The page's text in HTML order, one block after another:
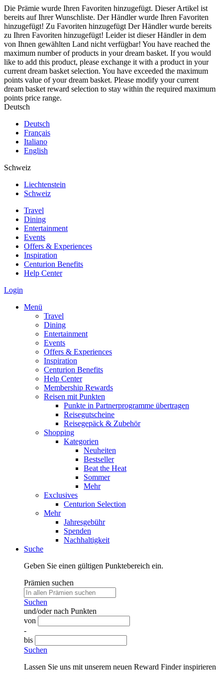
Die Prämie wurde Ihren Favoriten hinzugefügt. Dieser Artikel ist
bereits auf Ihrer Wunschliste. Der Händler wurde Ihren Favoriten
hinzugefügt! Zu Favoriten hinzugefügt Der Händler wurde bereits
zu Ihren Favoriten hinzugefügt! Leider ist dieser Händler in dem
von Ihnen gewählten Land nicht verfügbar! You have reached the
maximum number of products in your dream basket. If you would
like to add this product, please exchange it with a product in your
current dream basket selection. You have exceeded the maximum
points value of your dream basket. Please modify your current
dream basket reward selection to stay within the required maximum
points price range.
Deutsch
Deutsch
Français
Italiano
English
Schweiz
Liechtenstein
Schweiz
Travel
Dining
Entertainment
Events
Offers & Experiences
Inspiration
Centurion Benefits
Help Center
Login
Menü
Travel
Dining
Entertainment
Events
Offers & Experiences
Inspiration
Centurion Benefits
Help Center
Membership Rewards
Reisen mit Punkten
Punkte in Partnerprogramme übertragen
Reisegutscheine
Reisegepäck & Zubehör
Shopping
Kategorien
Neuheiten
Bestseller
Beat the Heat
Sommer
Mehr
Exclusives
Centurion Selection
Mehr
Jahresgebühr
Spenden
Nachhaltigkeit
Suche
Geben Sie einen gültigen Punktebereich ein.
Prämien suchen
Suchen
und/oder nach Punkten
von
-
bis
Suchen
Lassen Sie uns mit unserem neuen Reward Finder inspirieren